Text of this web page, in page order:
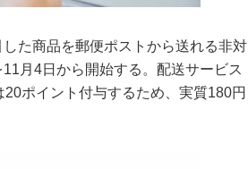
た商品を郵便ポストから送れる非対
月4日から開始する。配送サービス
ポイント付与するため、実質180円